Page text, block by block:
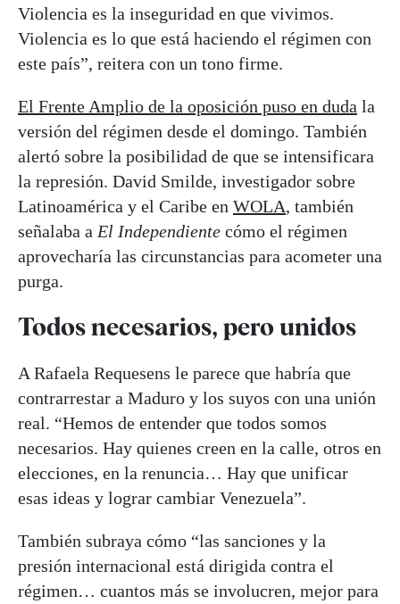
Violencia es la inseguridad en que vivimos.
Violencia es lo que está haciendo el régimen con
este país”, reitera con un tono firme.
El Frente Amplio de la oposición puso en duda la
versión del régimen desde el domingo. También
alertó sobre la posibilidad de que se intensificara
la represión. David Smilde, investigador sobre
Latinoamérica y el Caribe en WOLA, también
señalaba a El Independiente cómo el régimen
aprovecharía las circunstancias para acometer una
purga.
Todos necesarios, pero unidos
A Rafaela Requesens le parece que habría que
contrarrestar a Maduro y los suyos con una unión
real. “Hemos de entender que todos somos
necesarios. Hay quienes creen en la calle, otros en
elecciones, en la renuncia… Hay que unificar
esas ideas y lograr cambiar Venezuela”.
También subraya cómo “las sanciones y la
presión internacional está dirigida contra el
régimen… cuantos más se involucren, mejor para